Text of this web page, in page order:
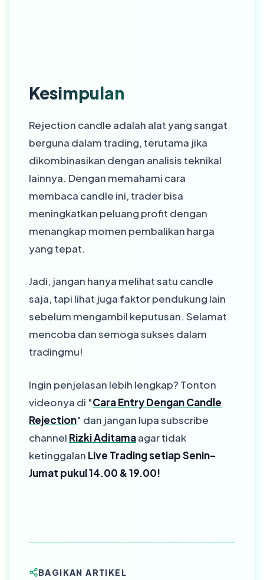
Kesimpulan
Rejection candle adalah alat yang sangat
berguna dalam trading, terutama jika
dikombinasikan dengan analisis teknikal
lainnya. Dengan memahami cara
membaca candle ini, trader bisa
meningkatkan peluang profit dengan
menangkap momen pembalikan harga
yang tepat.
Jadi, jangan hanya melihat satu candle
saja, tapi lihat juga faktor pendukung lain
sebelum mengambil keputusan. Selamat
mencoba dan semoga sukses dalam
tradingmu!
Ingin penjelasan lebih lengkap? Tonton
videonya di "Cara Entry Dengan Candle
Rejection" dan jangan lupa subscribe
channel Rizki Aditamaagar tidak
ketinggalan Live Trading setiap Senin–
Jumat pukul 14.00 & 19.00!
BAGIKAN ARTIKEL